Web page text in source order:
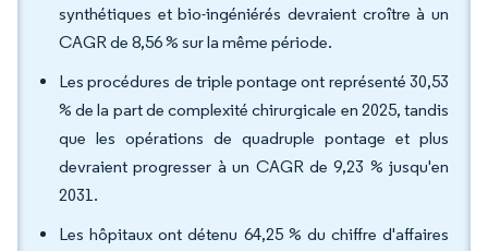
synthétiques et bio-ingéniérés devraient croître à un
CAGR de 8,56 % sur la même période.
Les procédures de triple pontage ont représenté 30,53
% de la part de complexité chirurgicale en 2025, tandis
que les opérations de quadruple pontage et plus
devraient progresser à un CAGR de 9,23 % jusqu'en
2031.
Les hôpitaux ont détenu 64,25 % du chiffre d'affaires